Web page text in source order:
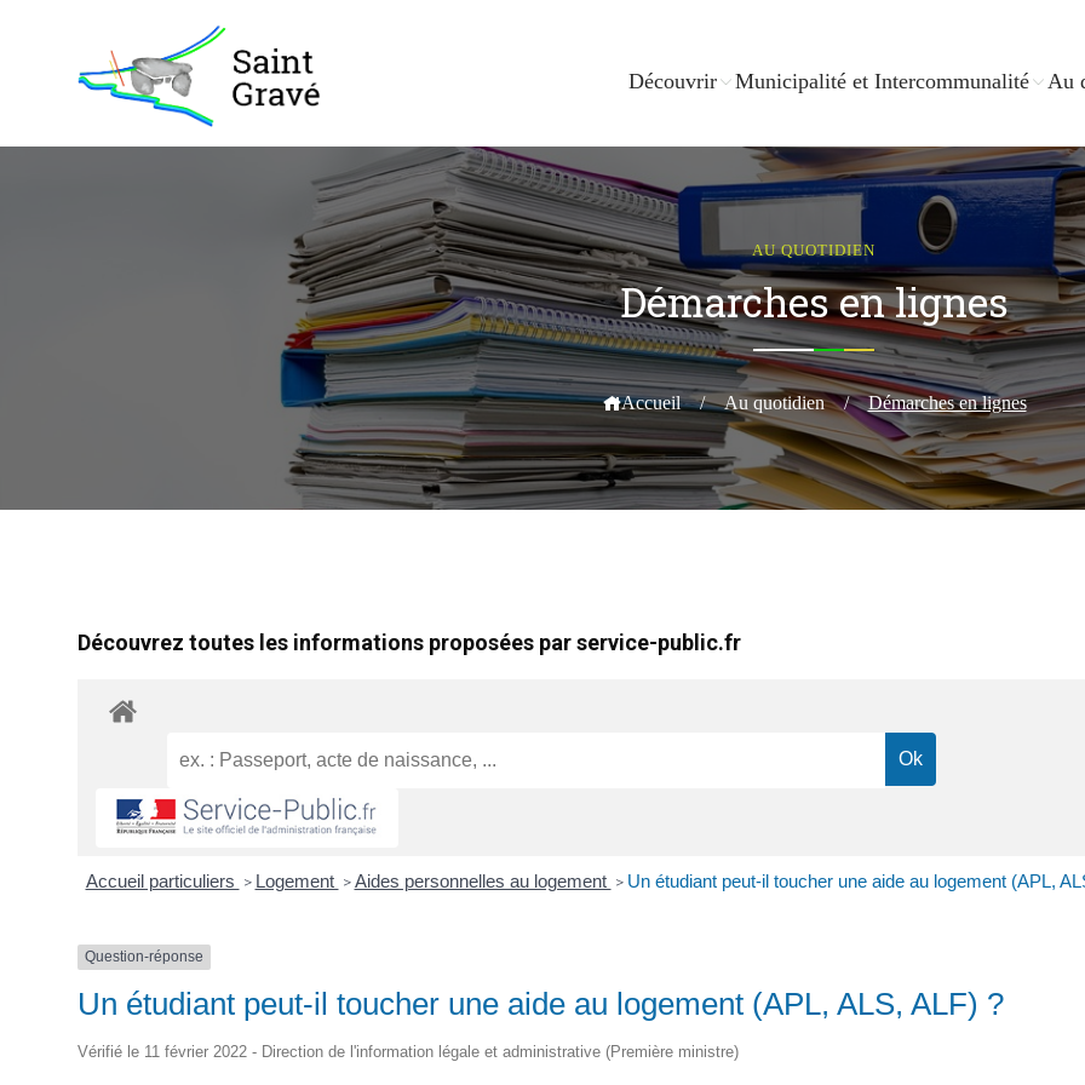
Découvrir Municipalité et Intercommunalité Au
AU QUOTIDIEN
Démarches en lignes
Accueil / Au quotidien / Démarches en lignes
Découvrez toutes les informations proposées par service-public.fr
Accueil particuliers > Logement > Aides personnelles au logement > Un étudiant peut-il toucher une aide au logement (APL,
Question-réponse
Un étudiant peut-il toucher une aide au logement (APL, ALS, ALF) ?
Vérifié le 11 février 2022 - Direction de l'information légale et administrative (Première ministre)